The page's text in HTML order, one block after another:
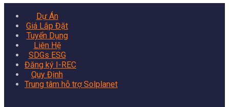
Dự Án
Giá Lắp Đặt
Tuyển Dụng
Liên Hệ
SDGs ESG
Đăng ký I-REC
Quy Định
Trung tâm hỗ trợ Solplanet